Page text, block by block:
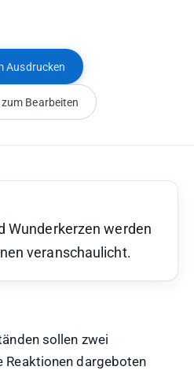
Ausdrucken
zum Bearbeiten
Wunderkerzen werden
veranschaulicht.
sollen zwei
Reaktionen dargeboten